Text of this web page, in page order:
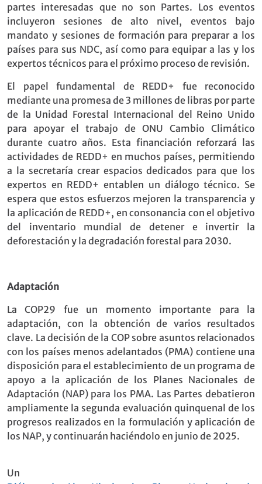
partes interesadas que no son Partes. Los eventos
incluyeron sesiones de alto nivel, eventos bajo
mandato y sesiones de formación para preparar a los
países para sus NDC, así como para equipar a las y los
expertos técnicos para el próximo proceso de revisión.
El papel fundamental de REDD+ fue reconocido
mediante una promesa de 3 millones de libras por parte
de la Unidad Forestal Internacional del Reino Unido
para apoyar el trabajo de ONU Cambio Climático
durante cuatro años. Esta financiación reforzará las
actividades de REDD+ en muchos países, permitiendo
a la secretaría crear espacios dedicados para que los
expertos en REDD+ entablen un diálogo técnico. Se
espera que estos esfuerzos mejoren la transparencia y
la aplicación de REDD+, en consonancia con el objetivo
del inventario mundial de detener e invertir la
deforestación y la degradación forestal para 2030.
Adaptación
La COP29 fue un momento importante para la
adaptación, con la obtención de varios resultados
clave. La decisión de la COP sobre asuntos relacionados
con los países menos adelantados (PMA) contiene una
disposición para el establecimiento de un programa de
apoyo a la aplicación de los Planes Nacionales de
Adaptación (NAP) para los PMA. Las Partes debatieron
ampliamente la segunda evaluación quinquenal de los
progresos realizados en la formulación y aplicación de
los NAP, y continuarán haciéndolo en junio de 2025.
Un